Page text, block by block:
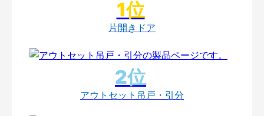
片開きドア
アウトセット吊戸・引分